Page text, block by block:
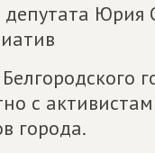
Юрия
с
города.